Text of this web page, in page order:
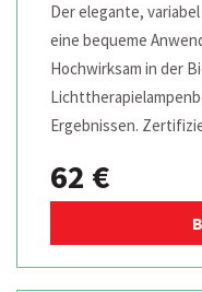
Der elegante,
eine bequeme
Hochwirksam in der
Ergebnissen.
62 €